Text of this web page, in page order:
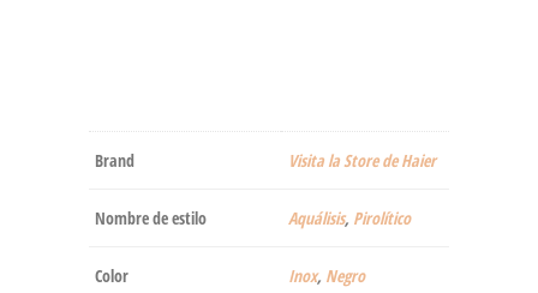
Brand Visita la Store de Haier
Nombre de estilo Aquálisis, Pirolítico
Color Inox, Negro